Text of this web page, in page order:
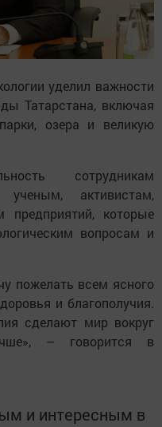
уделил важности
Татарстана, включая
озера и великую
сотрудникам
ученым, активистам,
предприятий, которые
вопросам и
пожелать всем ясного
и благополучия.
сделают мир вокруг
– говорится в
и интересным в